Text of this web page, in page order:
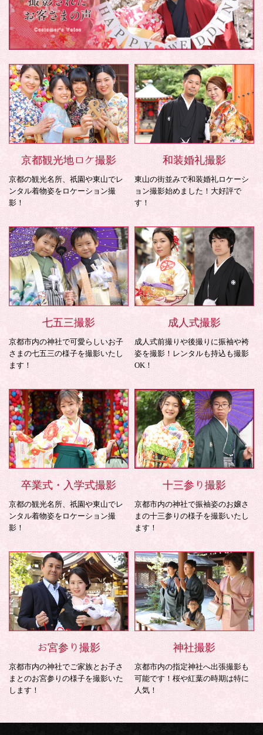
京都観光地ロケ撮影
京都の観光名所、祇園や東山でレ
ンタル着物姿をロケーション撮
影！
和装婚礼撮影
東山の街並みで和装婚礼ロケーシ
ョン撮影始めました！大好評で
す！
七五三撮影
京都市内の神社で可愛らしいお子
さまの七五三の様子を撮影いたし
ます！
成人式撮影
成人式前撮りや後撮りに振袖や袴
姿を撮影！レンタルも持込も撮影
OK！
卒業式・入学式撮影
京都の観光名所、祇園や東山でレ
ンタル着物姿をロケーション撮
影！
十三参り撮影
京都市内の神社で振袖姿のお嬢さ
まの十三参りの様子を撮影いたし
ます！
お宮参り撮影
京都市内の神社でご家族とお子さ
まとのお宮参りの様子を撮影いた
します！
神社撮影
京都市内の指定神社へ出張撮影も
可能です！桜や紅葉の時期は特に
人気！